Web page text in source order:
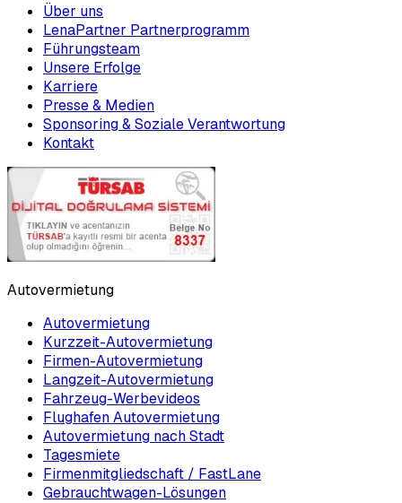
Über uns
LenaPartner Partnerprogramm
Führungsteam
Unsere Erfolge
Karriere
Presse & Medien
Sponsoring & Soziale Verantwortung
Kontakt
Autovermietung
Autovermietung
Kurzzeit-Autovermietung
Firmen-Autovermietung
Langzeit-Autovermietung
Fahrzeug-Werbevideos
Flughafen Autovermietung
Autovermietung nach Stadt
Tagesmiete
Firmenmitgliedschaft / FastLane
Gebrauchtwagen-Lösungen